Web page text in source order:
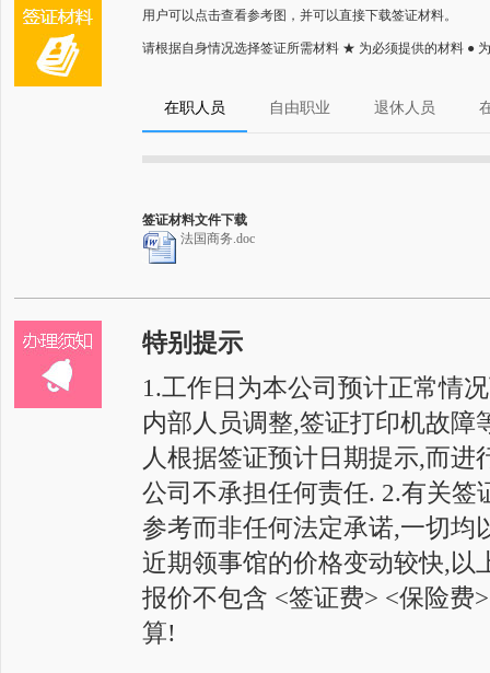
用户可以点击查看参考图，并可以直接下载签证材料。
请根据自身情况选择签证所需材料 ★ 为必须提供的材料 ●
在职人员 自由职业 退休人员
签证材料文件下载
法国商务.doc
特别提示
1.工作日为本公司预计正常情
内部人员调整,签证打印机故障
人根据签证预计日期提示,而
公司不承担任何责任. 2.有关
参考而非任何法定承诺,一切均
近期领事馆的价格变动较快,以
报价不包含 <签证费> <保险费
算!